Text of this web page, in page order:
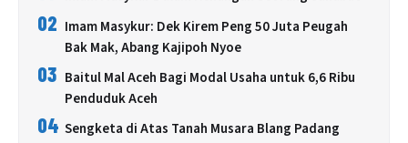
02 Imam Masykur: Dek Kirem Peng 50 Juta Peugah
Bak Mak, Abang Kajipoh Nyoe
03 Baitul Mal Aceh Bagi Modal Usaha untuk 6,6 Ribu
Penduduk Aceh
04 Sengketa di Atas Tanah Musara Blang Padang